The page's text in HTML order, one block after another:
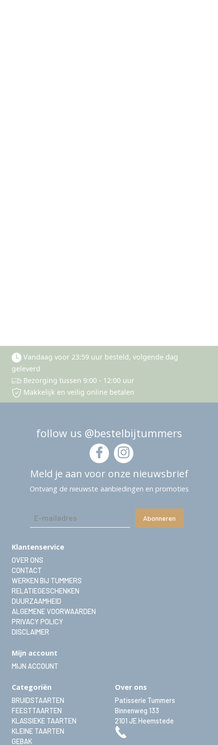
Vandaag voor 23:59 uur besteld, volgende dag
geleverd
Bezorging tussen 9:00 - 12:00 uur
Makkelijk en veilig online betalen
follow us @bestelbijtummers
Meld je aan voor onze nieuwsbrief
Ontvang de nieuwste aanbiedingen en promoties
Abonneren
Klantenservice
OVER ONS
CONTACT
WERKEN BIJ TUMMERS
RELATIEGESCHENKEN
DUURZAAMHEID
ALGEMENE VOORWAARDEN
PRIVACY POLICY
DISCLAIMER
Mijn account
MIJN ACCOUNT
Categoriën
BRUIDSTAARTEN
FEESTTAARTEN
KLASSIEKE TAARTEN
KLEINE TAARTEN
GEBAK
Over ons
Patisserie Tummers
Binnenweg 133
2101 JEHeemstede